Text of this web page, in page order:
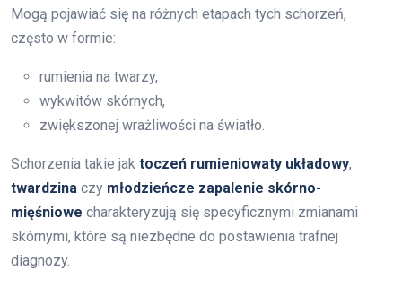
Mogą pojawiać się na różnych etapach tych schorzeń,
często w formie:
rumienia na twarzy,
wykwitów skórnych,
zwiększonej wrażliwości na światło.
Schorzenia takie jak toczeń rumieniowaty układowy,
twardzina czy młodzieńcze zapalenie skórno-
mięśniowe charakteryzują się specyficznymi zmianami
skórnymi, które są niezbędne do postawienia trafnej
diagnozy.